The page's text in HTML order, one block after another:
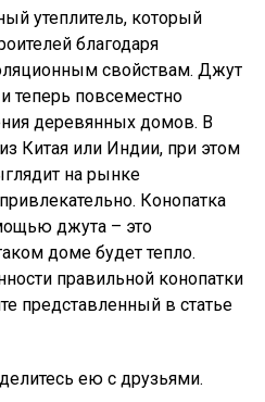
утеплитель, который
благодаря
свойствам. Джут
теперь повсеместно
деревянных домов. В
Китая или Индии, при этом
на рынке
Конопатка
джута – это
доме будет тепло.
правильной конопатки
представленный в статье
ею с друзьями.